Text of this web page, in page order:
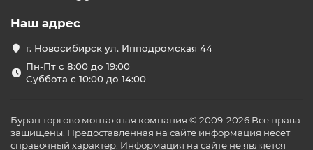
Наш адрес
г. Новосибирск ул. Ипподромская 44
Пн-Пт с 8:00 до 19:00
Суббота с 10:00 до 14:00
Буран торгово монтажная компания © 2009-2026 Все права
защищены. Предоставленная на сайте информация несёт
справочный характер. Информация на сайте не является